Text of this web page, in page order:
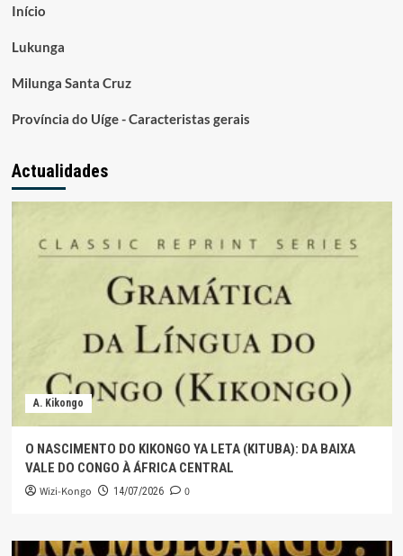
Início
Lukunga
Milunga Santa Cruz
Província do Uíge - Caracteristas gerais
Actualidades
A. Kikongo
O NASCIMENTO DO KIKONGO YA LETA (KITUBA): DA BAIXA
VALE DO CONGO À ÁFRICA CENTRAL
Wizi-Kongo 14/07/2026 0